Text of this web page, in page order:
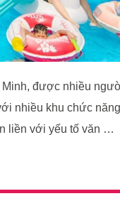
được nhiều
nhiều khu chức
liền với yếu tố văn …